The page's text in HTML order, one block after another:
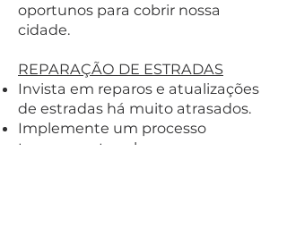
oportunos para cobrir nossa
cidade.
REPARAÇÃO DE ESTRADAS
Invista em reparos e atualizações
de estradas há muito atrasados.
Implemente um processo
transparente sobre como as